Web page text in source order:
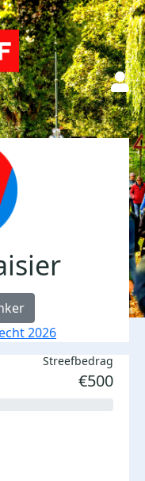
2026
Streefbedrag
€500